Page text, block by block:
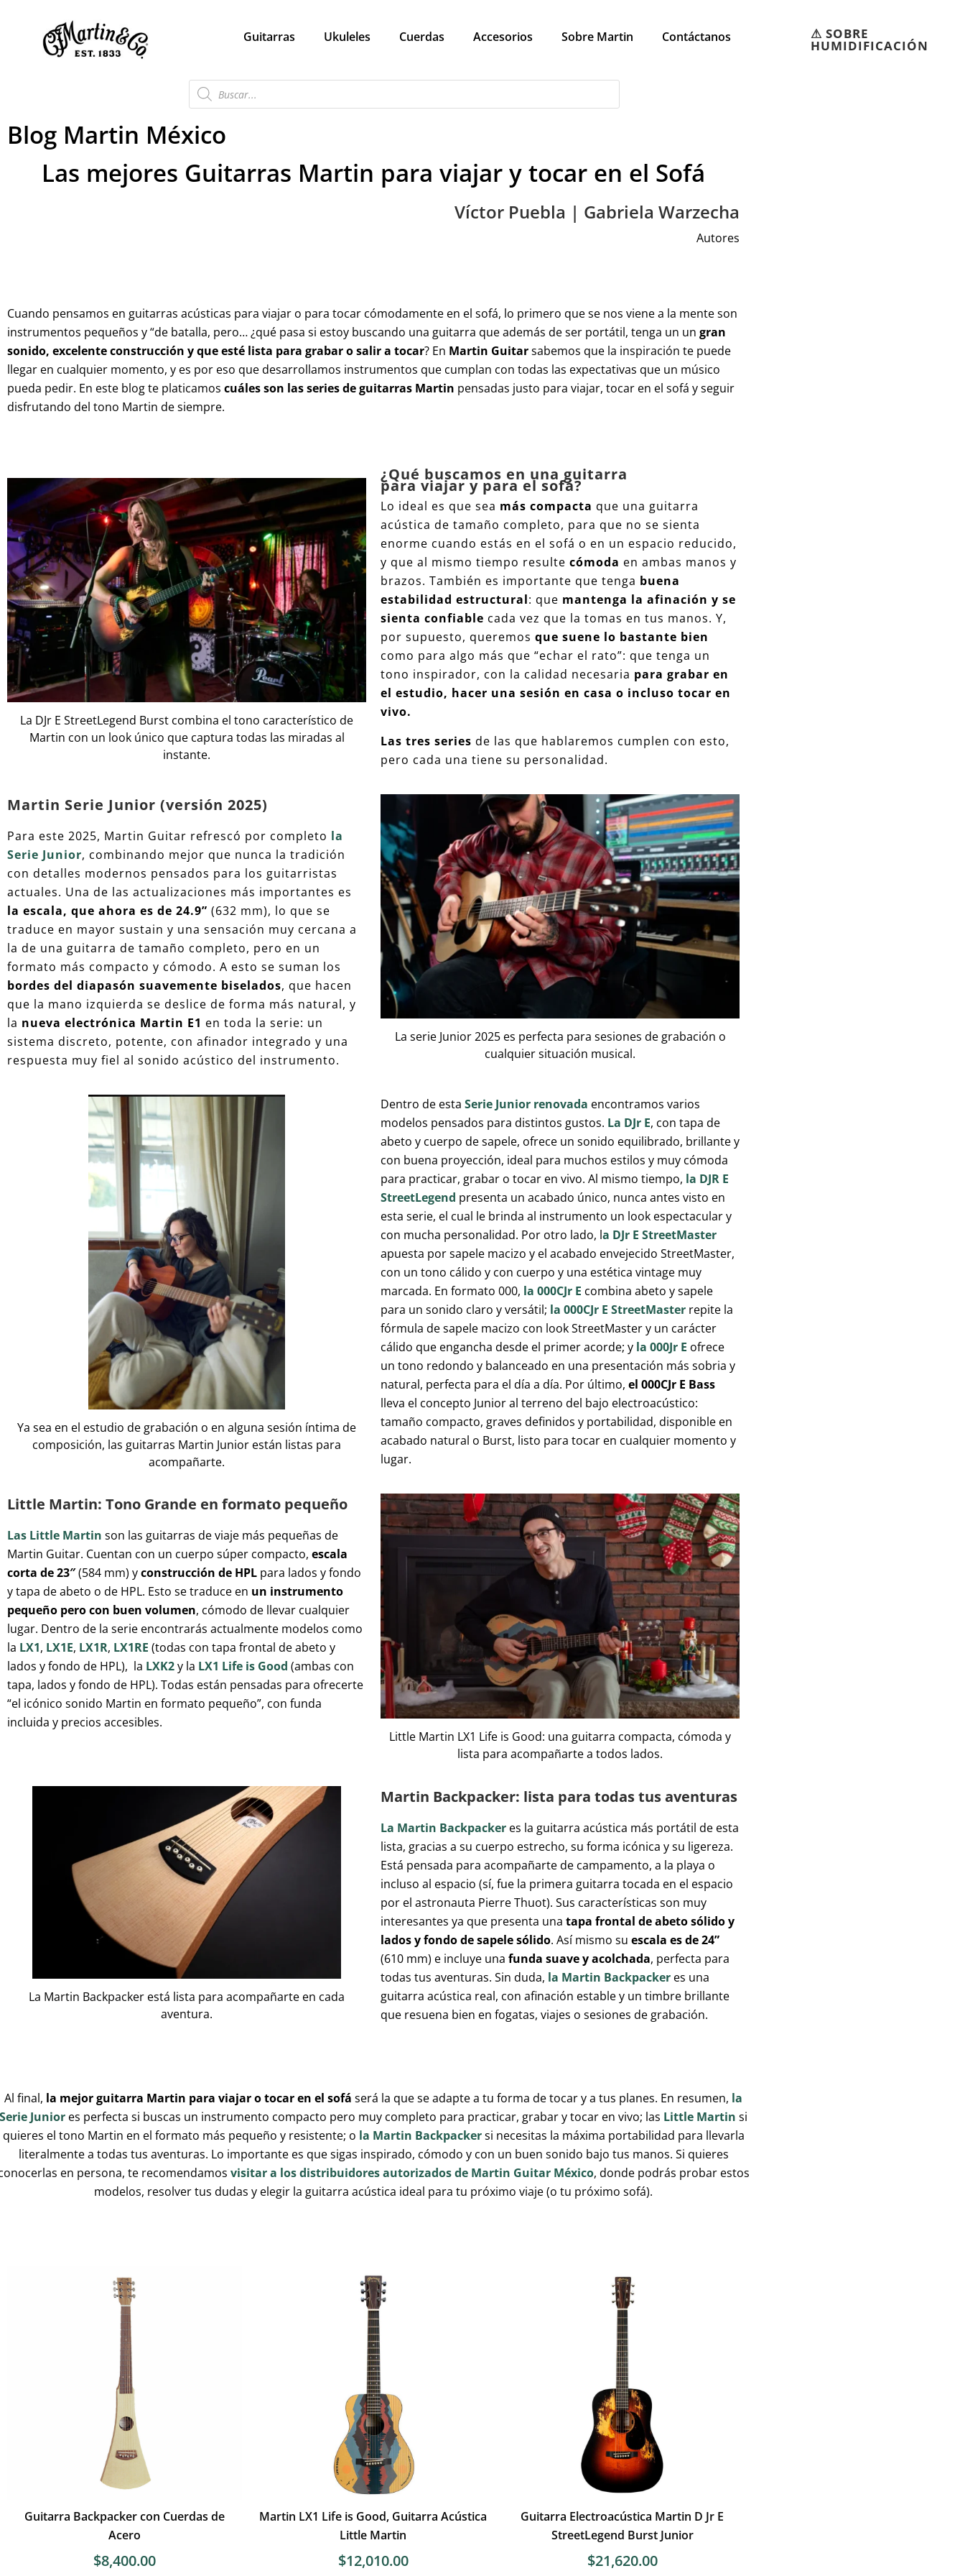
Guitarras Ukuleles Cuerdas Accesorios Sobre Martin Contáctanos ⚠︎ SOBRE
HUMIDIFICACIÓN
Blog Martin México
Las mejores Guitarras Martin para viajar y tocar en el Sofá
Víctor Puebla | Gabriela Warzecha
Autores
Cuando pensamos en guitarras acústicas para viajar o para tocar cómodamente en el sofá, lo primero que se nos viene a la mente son
instrumentos pequeños y “de batalla, pero… ¿qué pasa si estoy buscando una guitarra que además de ser portátil, tenga un un gran
sonido, excelente construcción y que esté lista para grabar o salir a tocar? En Martin Guitarsabemos que la inspiración te puede
llegar en cualquier momento, y es por eso que desarrollamos instrumentos que cumplan con todas las expectativas que un músico
pueda pedir. En este blog te platicamos cuáles son las series de guitarras Martin pensadas justo para viajar, tocar en el sofá y seguir
disfrutando del tono Martin de siempre.
La DJr E StreetLegend Burst combina el tono característico de
Martin con un look único que captura todas las miradas al
instante.
¿Qué buscamos en una guitarra
paraviajar y para el sofá?
Lo ideal es que sea más compacta que una guitarra
acústica de tamaño completo, para que no se sienta
enorme cuando estás en el sofá o en un espacio reducido,
y que al mismo tiempo resulte cómoda en ambas manos y
brazos. También es importante que tenga buena
estabilidad estructural: que mantenga la afinación y se
sienta confiable cada vez que la tomas en tus manos. Y,
por supuesto, queremos que suene lo bastante bien
como para algo más que “echar el rato”: que tenga un
tono inspirador, con la calidad necesaria para grabar en
el estudio, hacer una sesión en casa o incluso tocar en
vivo.
Las tres series de las que hablaremos cumplen con esto,
pero cada una tiene su personalidad.
Martin Serie Junior (versión 2025)
Para este 2025, Martin Guitar refrescó por completo la
Serie Junior, combinando mejor que nunca la tradición
con detalles modernos pensados para los guitarristas
actuales. Una de las actualizaciones más importantes es
la escala, que ahora es de 24.9” (632 mm), lo que se
traduce en mayor sustain y una sensación muy cercana a
la de una guitarra de tamaño completo, pero en un
formato más compacto y cómodo. A esto se suman los
bordes del diapasón suavemente biselados, que hacen
que la mano izquierda se deslice de forma más natural, y
la nueva electrónica Martin E1 en toda la serie: un
sistema discreto, potente, con afinador integrado y una
respuesta muy fiel al sonido acústico del instrumento.
La serie Junior 2025 es perfecta para sesiones de grabación o
cualquier situación musical.
Ya sea en el estudio de grabación o en alguna sesión íntima de
composición, las guitarras Martin Junior están listas para
acompañarte.
Dentro de esta Serie Junior renovada encontramos varios
modelos pensados para distintos gustos. La DJr E, con tapa de
abeto y cuerpo de sapele, ofrece un sonido equilibrado, brillante y
con buena proyección, ideal para muchos estilos y muy cómoda
para practicar, grabar o tocar en vivo. Al mismo tiempo, la DJR E
StreetLegend presenta un acabado único, nunca antes visto en
esta serie, el cual le brinda al instrumento un look espectacular y
con mucha personalidad. Por otro lado, la DJr E StreetMaster
apuesta por sapele macizo y el acabado envejecido StreetMaster,
con un tono cálido y con cuerpo y una estética vintage muy
marcada. En formato 000, la 000CJr E combina abeto y sapele
para un sonido claro y versátil; la 000CJr E StreetMaster repite la
fórmula de sapele macizo con look StreetMaster y un carácter
cálido que engancha desde el primer acorde; y la 000Jr E ofrece
un tono redondo y balanceado en una presentación más sobria y
natural, perfecta para el día a día. Por último, el 000CJr E Bass
lleva el concepto Junior al terreno del bajo electroacústico:
tamaño compacto, graves definidos y portabilidad, disponible en
acabado natural o Burst, listo para tocar en cualquier momento y
lugar.
Little Martin: Tono Grande en formato pequeño
Las Little Martin son las guitarras de viaje más pequeñas de
Martin Guitar. Cuentan con un cuerpo súper compacto, escala
corta de 23″(584 mm) yconstrucción de HPL para lados y fondo
y tapa de abeto o de HPL. Esto se traduce en un instrumento
pequeño pero con buen volumen, cómodo de llevar cualquier
lugar. Dentro de la serie encontrarás actualmente modelos como
la LX1, LX1E, LX1R, LX1RE (todas con tapa frontal de abeto y
lados y fondo de HPL), la LXK2y la LX1 Life is Good (ambas con
tapa, lados y fondo de HPL). Todas están pensadas para ofrecerte
“el icónico sonido Martin en formato pequeño”, con funda
incluida y precios accesibles.
Little Martin LX1 Life is Good: una guitarra compacta, cómoda y
lista para acompañarte a todos lados.
La Martin Backpacker está lista para acompañarte en cada
aventura.
Martin Backpacker: lista para todas tus aventuras
La Martin Backpacker es la guitarra acústica más portátil de esta
lista, gracias a su cuerpo estrecho, su forma icónica y su ligereza.
Está pensada para acompañarte de campamento, a la playa o
incluso al espacio (sí, fue la primera guitarra tocada en el espacio
por el astronauta Pierre Thuot). Sus características son muy
interesantes ya que presenta una tapa frontal de abeto sólido y
lados y fondo de sapele sólido. Así mismo su escala es de 24”
(610 mm) e incluye una funda suave y acolchada, perfecta para
todas tus aventuras. Sin duda, la Martin Backpacker es una
guitarra acústica real, con afinación estable y un timbre brillante
que resuena bien en fogatas, viajes o sesiones de grabación.
Al final, la mejor guitarra Martin para viajar o tocar en el sofá será la que se adapte a tu forma de tocar y a tus planes. En resumen, la
Serie Junior es perfecta si buscas un instrumento compacto pero muy completo para practicar, grabar y tocar en vivo; las Little Martin si
quieres el tono Martin en el formato más pequeño y resistente; o la Martin Backpacker si necesitas la máxima portabilidad para llevarla
literalmente a todas tus aventuras. Lo importante es que sigas inspirado, cómodo y con un buen sonido bajo tus manos. Si quieres
en persona, te recomendamos visitar a los distribuidores autorizados de Martin Guitar México, donde podrás probar estos
modelos, resolver tus dudas y elegir la guitarra acústica ideal para tu próximo viaje (o tu próximo sofá).
Guitarra Backpacker con Cuerdas de
Acero
$8,400.00
Martin LX1 Life is Good, Guitarra Acústica
Little Martin
$12,010.00
Guitarra Electroacústica Martin D Jr E
StreetLegend Burst Junior
$21,620.00